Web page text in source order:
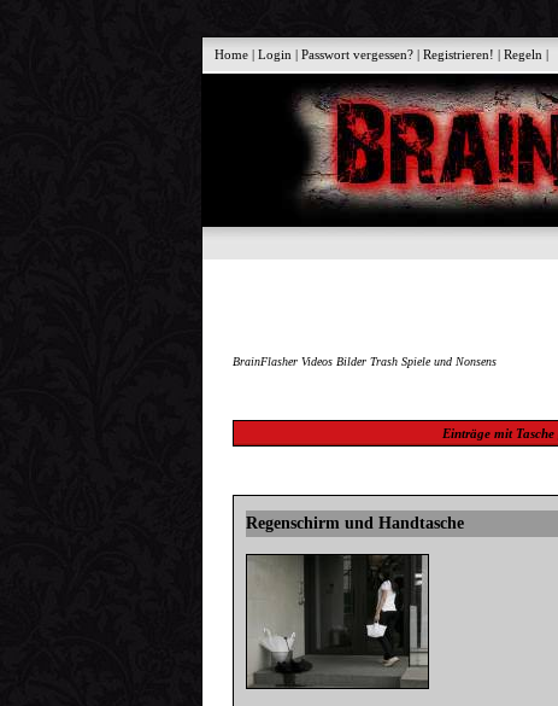
Home |Login |Passwort vergessen? |Registrieren! |Regeln |
BrainFlasher Videos Bilder Trash Spiele und Nonsens
Einträge mitTasche
Regenschirm und Handtasche